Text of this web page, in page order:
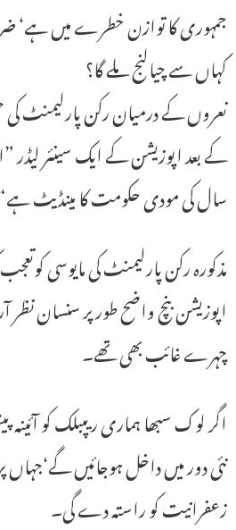
جمہوری کا توازن خطرے میں ہے‘
کہاں سے چیالنج ملے گا؟
نعروں کے درمیان رکن پارلیمنٹ
کے بعد اپوزیشن کے ایک سینئر لیڈر
سال کی مودی حکومت کا مینڈیٹ
مذکورہ رکن پارلیمنٹ کی مایوسی
اپوزیشن بنچ واضح طور پر سنسان
چہرے غائب بھی تھے۔
اگر لوک سبھا ہماری ریپبلک کو
نئی دور میں داخل ہوجائیں
زعفرانیت کو راستہ دے گی۔